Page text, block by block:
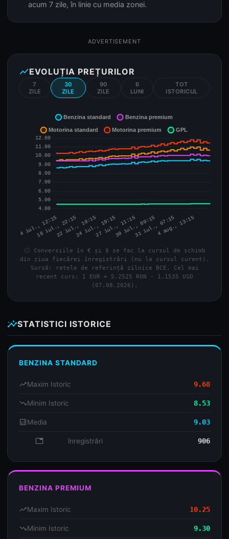
acum 7 zile, în linie cu media zonei.
ADVERTISEMENT
show_chartEVOLUȚIA PREȚURILOR
7
ZILE
30
ZILE
90
ZILE
6
LUNI
TOT
ISTORICUL
info Conversiile în € și $ se fac la cursul de schimb
din ziua fiecărei înregistrări (nu la cursul curent).
Sursă: ratele de referință zilnice BCE. Cel mai
recent curs: 1 EUR = 5.2525 RON · 1.1535 USD
(07.08.2026).
insightsSTATISTICI ISTORICE
BENZINA STANDARD
trending_upMaxim Istoric 9.68
trending_downMinim Istoric 8.53
analyticsMedia 9.03
database înregistrări 906
BENZINA PREMIUM
trending_upMaxim Istoric 10.25
trending_downMinim Istoric 9.30